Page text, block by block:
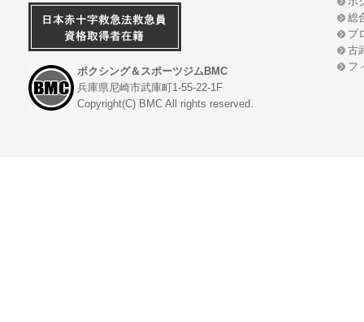
ボクシング＆スポーツジムBMC
兵庫県尼崎市武庫町1-55-22-1F
Copyright(C) BMC All rights reserved.
総
プ
古
フ